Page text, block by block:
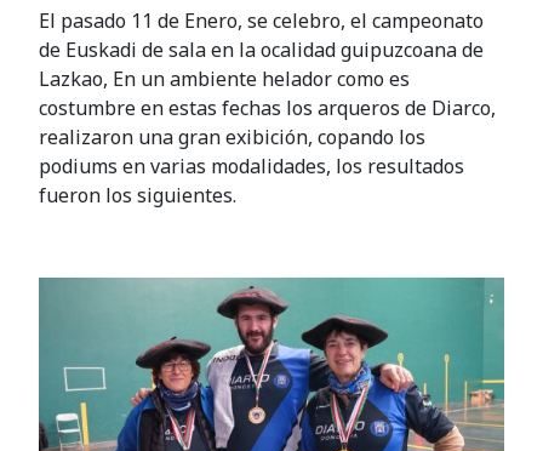
El pasado 11 de Enero, se celebro, el campeonato
de Euskadi de sala en la ocalidad guipuzcoana de
Lazkao, En un ambiente helador como es
costumbre en estas fechas los arqueros de Diarco,
realizaron una gran exibición, copando los
podiums en varias modalidades, los resultados
fueron los siguientes.